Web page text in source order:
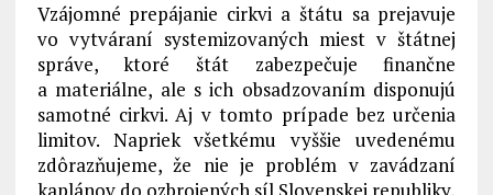
Vzájomné prepájanie cirkvi a štátu sa prejavuje
vo vytváraní systemizovaných miest v štátnej
správe, ktoré štát zabezpečuje finančne
a materiálne, ale s ich obsadzovaním disponujú
samotné cirkvi. Aj v tomto prípade bez určenia
limitov. Napriek všetkému vyššie uvedenému
zdôrazňujeme, že nie je problém v zavádzaní